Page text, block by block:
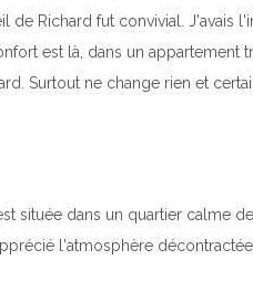
de Richard fut convivial. J'avais
est là, dans un appartement
Surtout ne change rien et
située dans un quartier calme
l'atmosphère